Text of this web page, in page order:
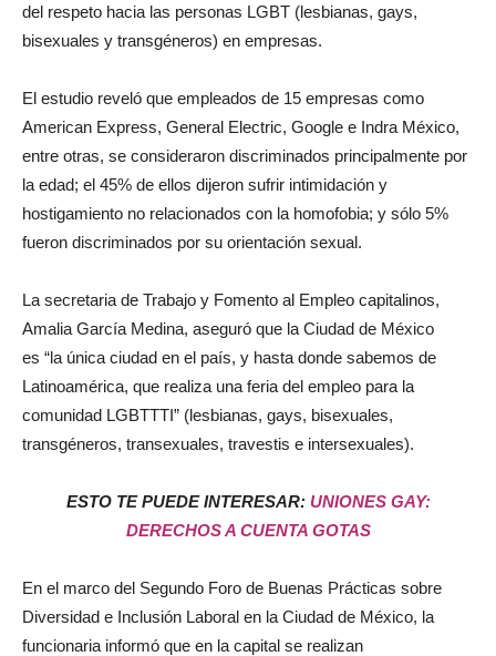
del respeto hacia las personas LGBT (lesbianas, gays,
bisexuales y transgéneros) en empresas.
El estudio reveló que empleados de 15 empresas como
American Express, General Electric, Google e Indra México,
entre otras, se consideraron discriminados principalmente por
la edad; el 45% de ellos dijeron sufrir intimidación y
hostigamiento no relacionados con la homofobia; y sólo 5%
fueron discriminados por su orientación sexual.
La secretaria de Trabajo y Fomento al Empleo capitalinos,
Amalia García Medina, aseguró que la Ciudad de México
es “la única ciudad en el país, y hasta donde sabemos de
Latinoamérica, que realiza una feria del empleo para la
comunidad LGBTTTI” (lesbianas, gays, bisexuales,
transgéneros, transexuales, travestis e intersexuales).
ESTO TE PUEDE INTERESAR: UNIONES GAY:
DERECHOS A CUENTA GOTAS
En el marco del Segundo Foro de Buenas Prácticas sobre
Diversidad e Inclusión Laboral en la Ciudad de México, la
funcionaria informó que en la capital se realizan